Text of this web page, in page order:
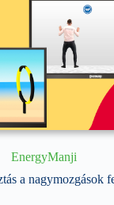
EnergyManji
a nagymozgások